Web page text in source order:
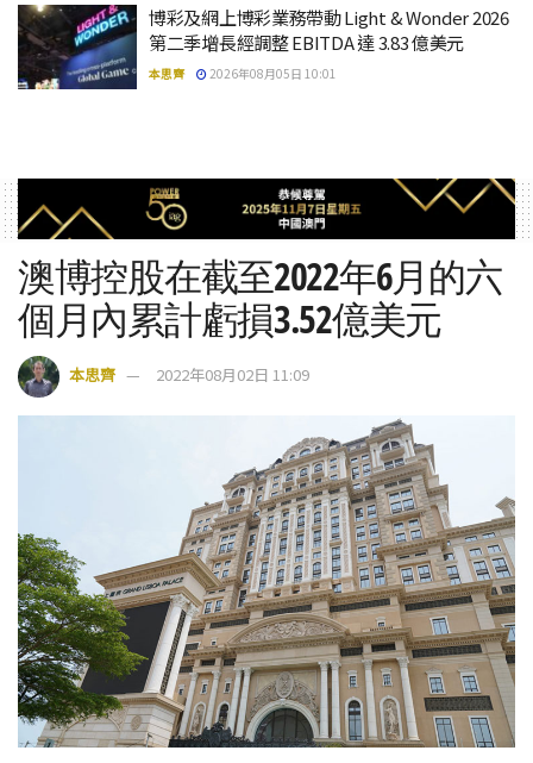
博彩及網上博彩業務帶動 Light & Wonder 2026
第二季增長經調整 EBITDA 達 3.83 億美元
本思齊 2026年08月05日 10:01
澳博控股在截至2022年6月的六
個月內累計虧損3.52億美元
本思齊 2022年08月02日 11:09